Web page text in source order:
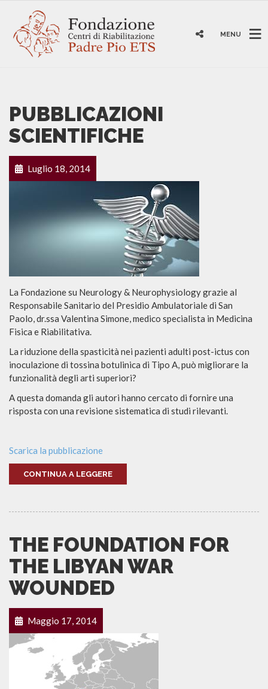
MENU
PUBBLICAZIONI
SCIENTIFICHE
Luglio 18, 2014
La Fondazione su Neurology & Neurophysiology grazie al
Responsabile Sanitario del Presidio Ambulatoriale di San
Paolo, dr.ssa Valentina Simone, medico specialista in Medicina
Fisica e Riabilitativa.
La riduzione della spasticità nei pazienti adulti post-ictus con
inoculazione di tossina botulinica di Tipo A, può migliorare la
funzionalità degli arti superiori?
A questa domanda gli autori hanno cercato di fornire una
risposta con una revisione sistematica di studi rilevanti.
Scarica la pubblicazione
CONTINUA A LEGGERE
THE FOUNDATION FOR
THE LIBYAN WAR
WOUNDED
Maggio 17, 2014